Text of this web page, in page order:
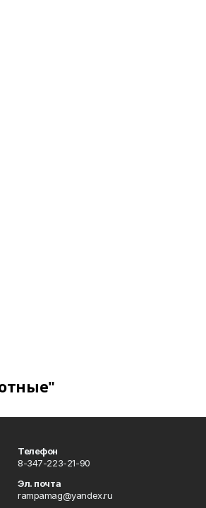
Телефон
8-347-223-21-90
Эл. почта
rampamag@yandex.ru